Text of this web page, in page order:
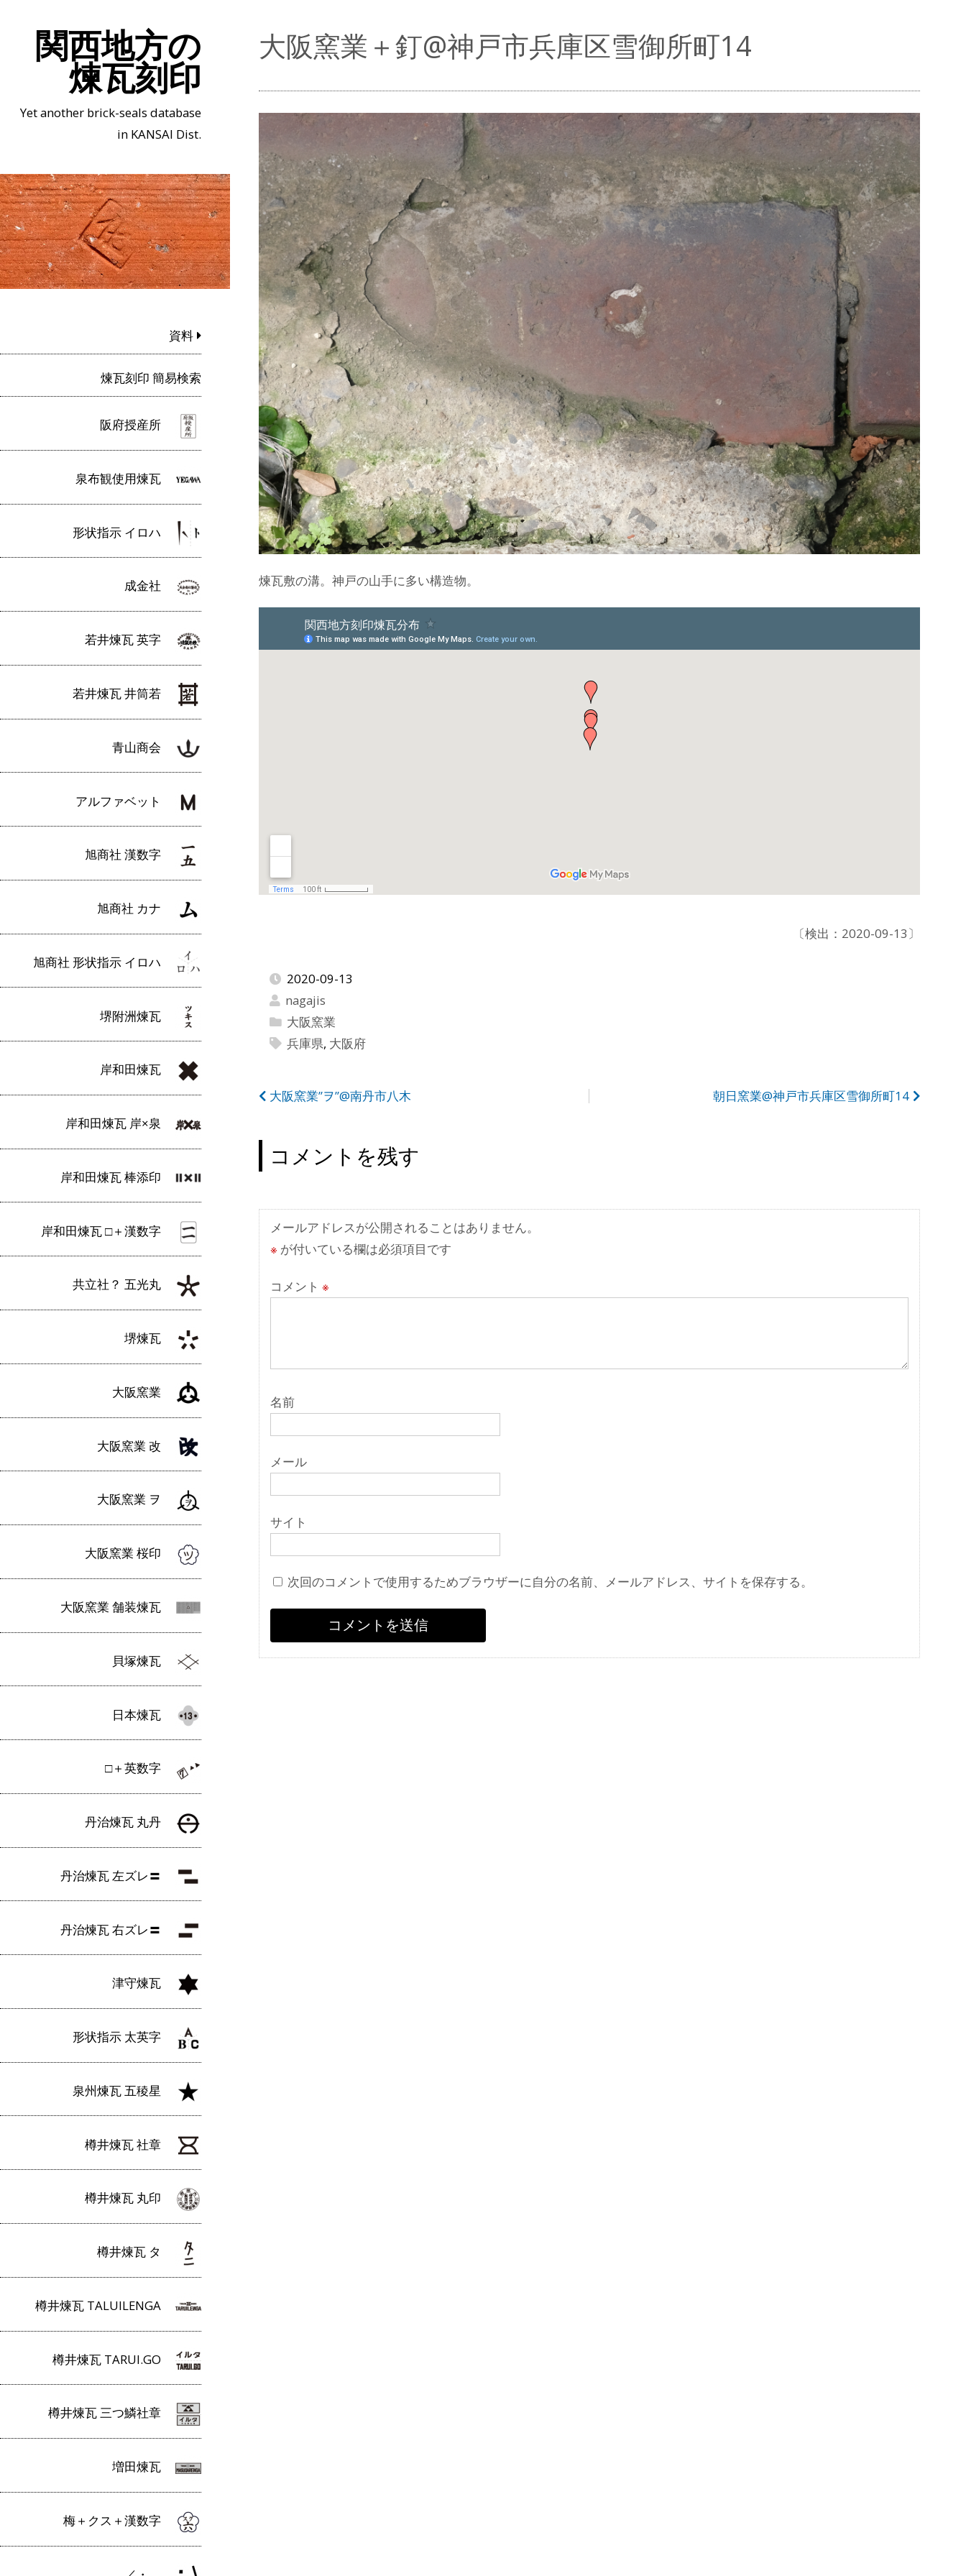
関西地方の
煉瓦刻印
Yet another brick-seals database
in KANSAI Dist.
資料
煉瓦刻印 簡易検索
阪府授産所
泉布観使用煉瓦
形状指示 イロハ
成金社
若井煉瓦 英字
若井煉瓦 井筒若
青山商会
アルファベット
旭商社 漢数字
旭商社 カナ
旭商社 形状指示 イロハ
堺附洲煉瓦
岸和田煉瓦
岸和田煉瓦 岸×泉
岸和田煉瓦 棒添印
岸和田煉瓦 □＋漢数字
共立社？ 五光丸
堺煉瓦
大阪窯業
大阪窯業 改
大阪窯業 ヲ
大阪窯業 桜印
大阪窯業 舗装煉瓦
貝塚煉瓦
日本煉瓦
□＋英数字
丹治煉瓦 丸丹
丹治煉瓦 左ズレ〓
丹治煉瓦 右ズレ〓
津守煉瓦
形状指示 太英字
泉州煉瓦 五稜星
樽井煉瓦 社章
樽井煉瓦 丸印
樽井煉瓦 タ
樽井煉瓦 TALUILENGA
樽井煉瓦 TARUI.GO
樽井煉瓦 三つ鱗社章
増田煉瓦
梅＋クス＋漢数字
大阪窯業＋釘@神戸市兵庫区雪御所町14
煉瓦敷の溝。神戸の山手に多い構造物。
〔検出：2020-09-13〕
2020-09-13
nagajis
大阪窯業
兵庫県, 大阪府
投
ナ
ビ
ゲ
ー
シ
ョ
ン
朝日窯業@神戸市兵庫区雪御所町14
大阪窯業”ヲ”@南丹市八木
コメントを残す
メールアドレスが公開されることはありません。
※ が付いている欄は必須項目です
コメント ※
名前
メール
サイト
次回のコメントで使用するためブラウザーに自分の名前、メールアドレス、サイトを保存する。